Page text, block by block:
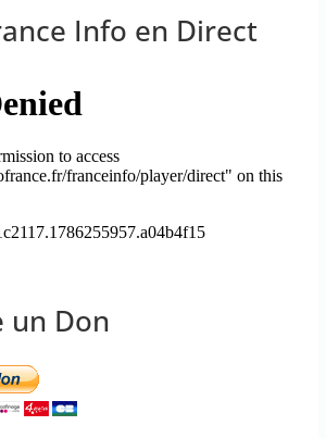
Info en Direct
un Don